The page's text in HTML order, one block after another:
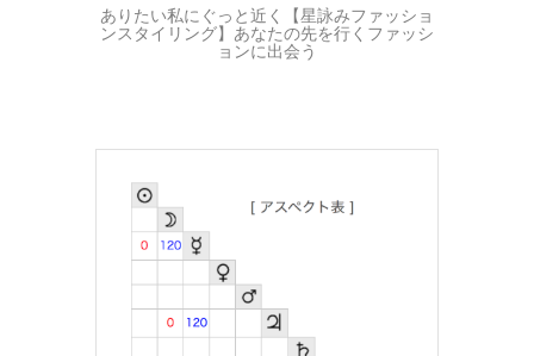
ありたい私にぐっと近く【星詠みファッショ
ンスタイリング】あなたの先を行くファッシ
ョンに出会う